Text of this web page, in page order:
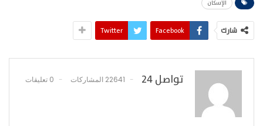
الإسكان
شارك Facebook
Twitter
تواصل 24 22641 المشاركات 0 تعليقات